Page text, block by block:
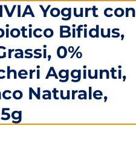
Yogurt con
Bifidus,
0%
Aggiunti,
Naturale,